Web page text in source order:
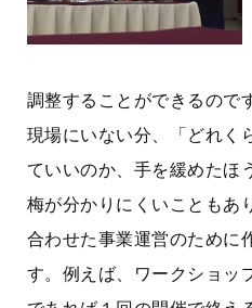
調整することができるので
現場にいない分、「どれく
ていいのか、手を緩めたほ
梅が分かりにくいこともあ
合わせた事業運営のために
す。例えば、ワークショッ